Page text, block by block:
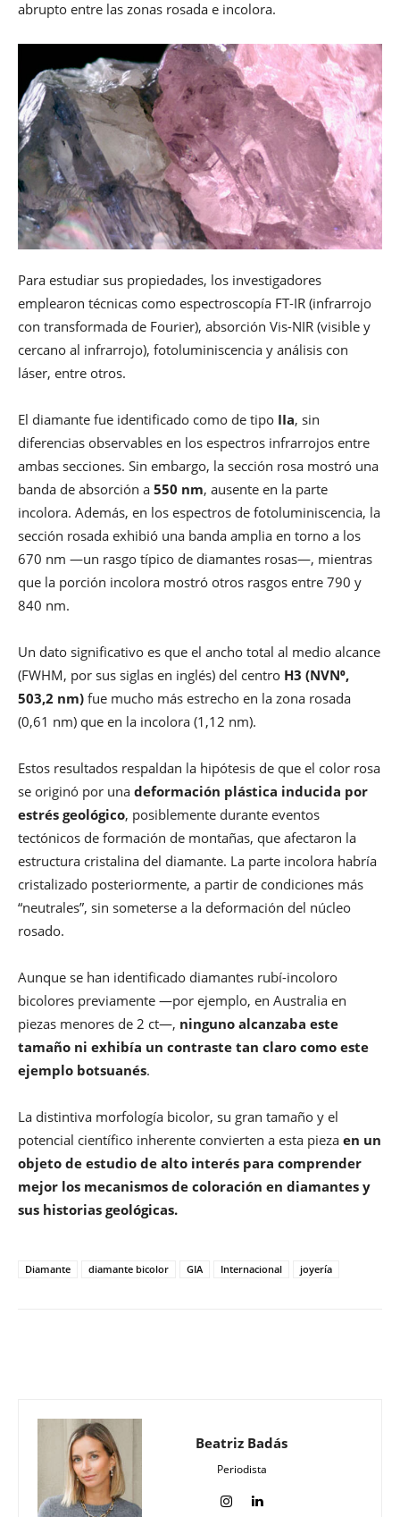
abrupto entre las zonas rosada e incolora.
Para estudiar sus propiedades, los investigadores
emplearon técnicas como espectroscopía FT-IR (infrarrojo
con transformada de Fourier), absorción Vis-NIR (visible y
cercano al infrarrojo), fotoluminiscencia y análisis con
láser, entre otros.
El diamante fue identificado como de tipo IIa, sin
diferencias observables en los espectros infrarrojos entre
ambas secciones. Sin embargo, la sección rosa mostró una
banda de absorción a 550 nm, ausente en la parte
incolora. Además, en los espectros de fotoluminiscencia, la
sección rosada exhibió una banda amplia en torno a los
670 nm —un rasgo típico de diamantes rosas—, mientras
que la porción incolora mostró otros rasgos entre 790 y
840 nm.
Un dato significativo es que el ancho total al medio alcance
(FWHM, por sus siglas en inglés) del centro H3 (NVN⁰,
503,2 nm) fue mucho más estrecho en la zona rosada
(0,61 nm) que en la incolora (1,12 nm).
Estos resultados respaldan la hipótesis de que el color rosa
se originó por una deformación plástica inducida por
estrés geológico, posiblemente durante eventos
tectónicos de formación de montañas, que afectaron la
estructura cristalina del diamante. La parte incolora habría
cristalizado posteriormente, a partir de condiciones más
“neutrales”, sin someterse a la deformación del núcleo
rosado.
Aunque se han identificado diamantes rubí-incoloro
bicolores previamente —por ejemplo, en Australia en
piezas menores de 2 ct—, ninguno alcanzaba este
tamaño ni exhibía un contraste tan claro como este
ejemplo bot­suanés.
La distintiva morfología bicolor, su gran tamaño y el
potencial científico inherente convierten a esta pieza en un
objeto de estudio de alto interés para comprender
mejor los mecanismos de coloración en diamantes y
sus historias geológicas.
Diamante diamante bicolor GIA Internacional joyería
Beatriz Badás
Periodista